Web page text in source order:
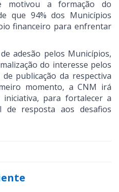
motivou a formação do
que 94% dos Municípios
financeiro para enfrentar
adesão pelos Municípios,
do interesse pelos
publicação da respectiva
momento, a CNM irá
para fortalecer a
de resposta aos desafios